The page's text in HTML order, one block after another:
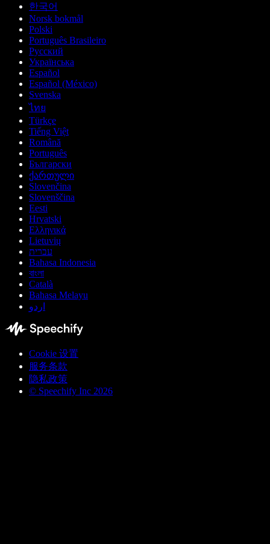
한국어
Norsk bokmål
Polski
Português Brasileiro
Русский
Українська
Español
Español (México)
Svenska
ไทย
Türkçe
Tiếng Việt
Română
Português
Български
ქართული
Slovenčina
Slovenščina
Eesti
Hrvatski
Ελληνικά
Lietuvių
עברית
Bahasa Indonesia
বাংলা
Català
Bahasa Melayu
اردو
Cookie 设置
服务条款
隐私政策
© Speechify Inc 2026